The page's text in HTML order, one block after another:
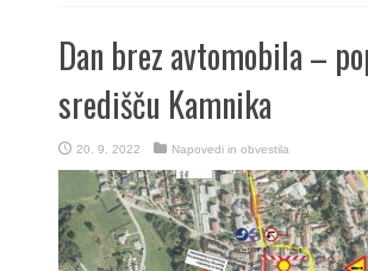
Dan brez avtomobila –
središču Kamnika
20. 9. 2022 Napovedi in obvestila